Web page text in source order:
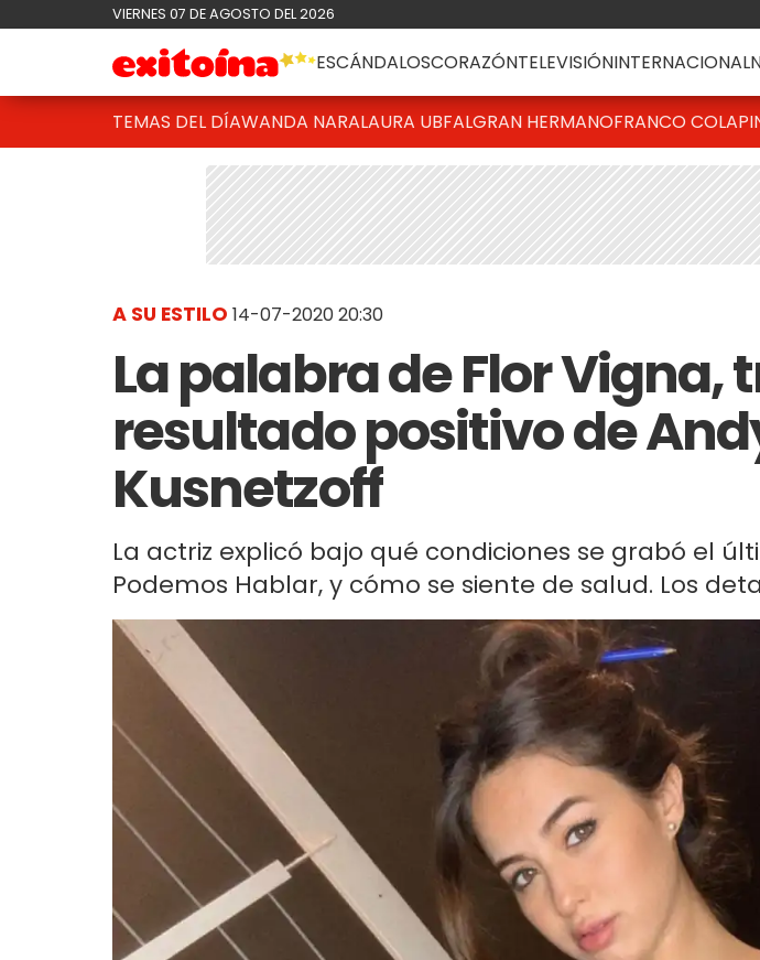
VIERNES 07 DE AGOSTO DEL 2026
ESCÁNDALOSCORAZÓNTELEVISIÓNINTERNACIONAL
TEMAS DEL DÍAWANDA NARALAURA UBFALGRAN HERMANOFRANCO
A SU ESTILO 14-07-2020 20:30
La palabra de Flor Vigna,
resultado positivo de
Kusnetzoff
La actriz explicó bajo qué condiciones se grabó el
Podemos Hablar, y cómo se siente de salud. Los